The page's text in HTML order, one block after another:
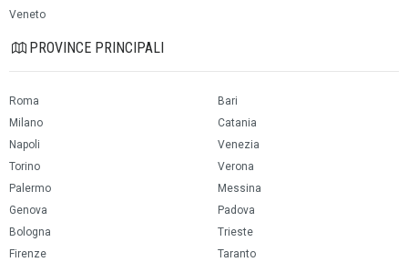
Veneto
PROVINCE PRINCIPALI
Roma
Milano
Napoli
Torino
Palermo
Genova
Bologna
Firenze
Bari
Catania
Venezia
Verona
Messina
Padova
Trieste
Taranto